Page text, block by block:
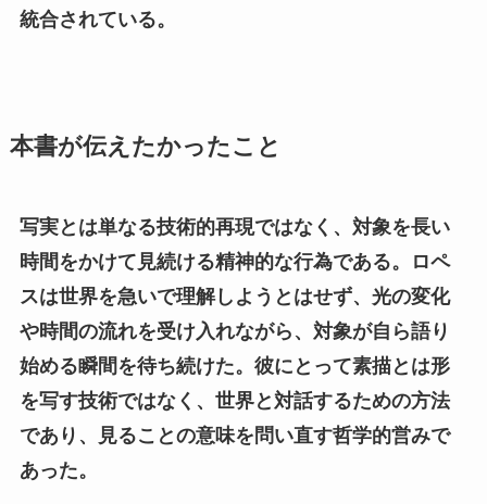
統合されている。
本書が伝えたかったこと
写実とは単なる技術的再現ではなく、対象を長い
時間をかけて見続ける精神的な行為である。ロペ
スは世界を急いで理解しようとはせず、光の変化
や時間の流れを受け入れながら、対象が自ら語り
始める瞬間を待ち続けた。彼にとって素描とは形
を写す技術ではなく、世界と対話するための方法
であり、見ることの意味を問い直す哲学的営みで
あった。